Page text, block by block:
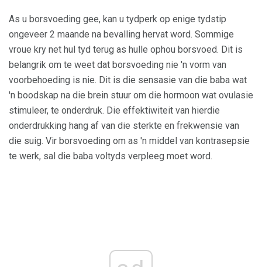
As u borsvoeding gee, kan u tydperk op enige tydstip
ongeveer 2 maande na bevalling hervat word. Sommige
vroue kry net hul tyd terug as hulle ophou borsvoed. Dit is
belangrik om te weet dat borsvoeding nie 'n vorm van
voorbehoeding is nie. Dit is die sensasie van die baba wat
'n boodskap na die brein stuur om die hormoon wat ovulasie
stimuleer, te onderdruk. Die effektiwiteit van hierdie
onderdrukking hang af van die sterkte en frekwensie van
die suig. Vir borsvoeding om as 'n middel van kontrasepsie
te werk, sal die baba voltyds verpleeg moet word.